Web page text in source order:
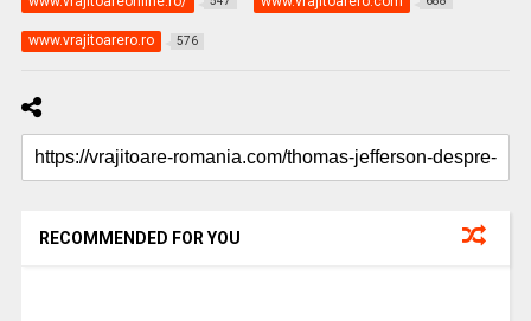
www.vrajitoarero.ro 576
RECOMMENDED FOR YOU